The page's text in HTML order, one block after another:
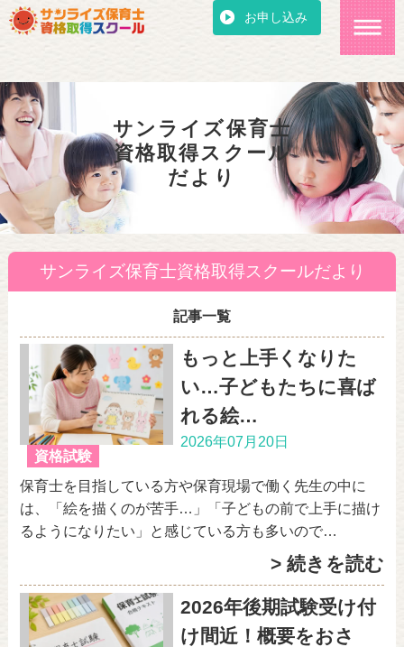
お申し込み
サンライズ保育士
資格取得スクール
だより
サンライズ保育士資格取得スクールだより
記事一覧
もっと上手くなりた
い…子どもたちに喜ば
れる絵…
2026年07月20日
資格試験
保育士を目指している方や保育現場で働く先生の中に
は、「絵を描くのが苦手…」「子どもの前で上手に描け
るようになりたい」と感じている方も多いので…
> 続きを読む
2026年後期試験受け付
け間近！概要をおさ